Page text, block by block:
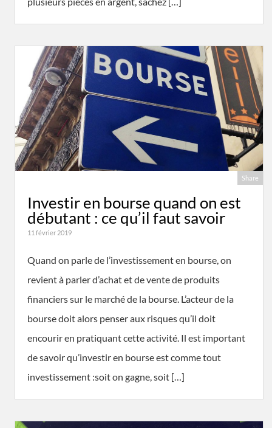
Share
Investir en bourse quand on est
débutant : ce qu’il faut savoir
11 février 2019
Quand on parle de l’investissement en bourse, on
revient à parler d’achat et de vente de produits
financiers sur le marché de la bourse. L’acteur de la
bourse doit alors penser aux risques qu’il doit
encourir en pratiquant cette activité. Il est important
de savoir qu’investir en bourse est comme tout
investissement :soit on gagne, soit […]